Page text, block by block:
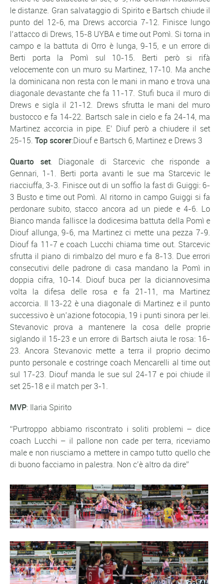
le distanze. Gran salvataggio di Spirito e Bartsch chiude il
punto del 12-6, ma Drews accorcia 7-12. Finisce lungo
l’attacco di Drews, 15-8 UYBA e time out Pomì. Si torna in
campo e la battuta di Orro è lunga, 9-15, e un errore di
Berti porta la Pomì sul 10-15. Berti però si rifà
velocemente con un muro su Martinez, 17-10. Ma anche
la dominicana non resta con le mani in mano e trova una
diagonale devastante che fa 11-17. Stufi buca il muro di
Drews e sigla il 21-12. Drews sfrutta le mani del muro
bustocco e fa 14-22. Bartsch sale in cielo e fa 24-14, ma
Martinez accorcia in pipe. E’ Diuf però a chiudere il set
25-15. Top scorer:Diouf e Bartsch 6, Martinez e Drews 3
Quarto set. Diagonale di Starcevic che risponde a
Gennari, 1-1. Berti porta avanti le sue ma Starcevic le
riacciuffa, 3-3. Finisce out di un soffio la fast di Guiggi: 6-
3 Busto e time out Pomì. Al ritorno in campo Guiggi si fa
perdonare subito, stacco ancora ad un piede e 4-6. Lo
Bianco manda fallisce la dodicesima battuta della Pomì e
Diouf allunga, 9-6, ma Martinez ci mette una pezza 7-9.
Diouf fa 11-7 e coach Lucchi chiama time out. Starcevic
sfrutta il piano di rimbalzo del muro e fa 8-13. Due errori
consecutivi delle padrone di casa mandano la Pomì in
doppia cifra, 10-14. Diouf buca per la diciannovesima
volta la difesa delle rosa e fa 21-11, ma Martinez
accorcia. Il 13-22 è una diagonale di Martinez e il punto
successivo è un’azione fotocopia, 19 i punti sinora per lei.
Stevanovic prova a mantenere la cosa delle proprie
siglando il 15-23 e un errore di Bartsch aiuta le rosa: 16-
23. Ancora Stevanovic mette a terra il proprio decimo
punto personale e costringe coach Mencarelli al time out
sul 17-23. Diouf manda le sue sul 24-17 e poi chiude il
set 25-18 e il match per 3-1.
MVP: Ilaria Spirito
“Purtroppo abbiamo riscontrato i soliti problemi – dice
coach Lucchi – il pallone non cade per terra, riceviamo
male e non riusciamo a mettere in campo tutto quello che
di buono facciamo in palestra. Non c’è altro da dire”